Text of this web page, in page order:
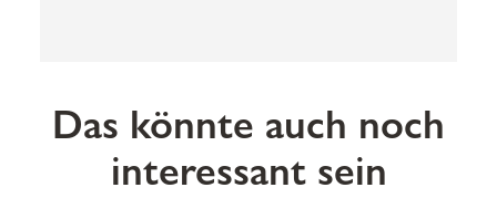
Das könnte auch noch
interessant sein